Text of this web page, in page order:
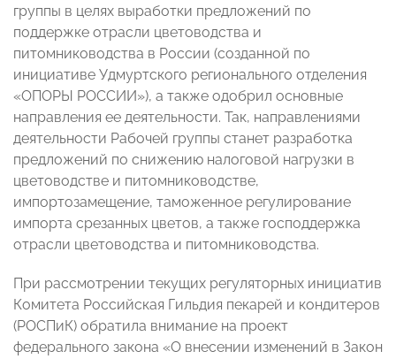
группы в целях выработки предложений по
поддержке отрасли цветоводства и
питомниководства в России (созданной по
инициативе Удмуртского регионального отделения
«ОПОРЫ РОССИИ»), а также одобрил основные
направления ее деятельности. Так, направлениями
деятельности Рабочей группы станет разработка
предложений по снижению налоговой нагрузки в
цветоводстве и питомниководстве,
импортозамещение, таможенное регулирование
импорта срезанных цветов, а также господдержка
отрасли цветоводства и питомниководства.
При рассмотрении текущих регуляторных инициатив
Комитета Российская Гильдия пекарей и кондитеров
(РОСПиК) обратила внимание на проект
федерального закона «О внесении изменений в Закон